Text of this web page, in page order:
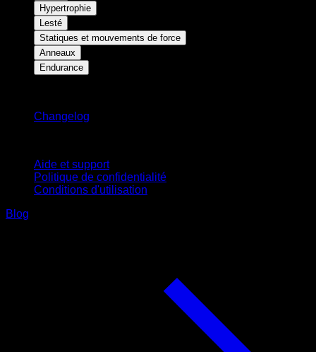
Hypertrophie
Lesté
Statiques et mouvements de force
Anneaux
Endurance
Changelog
Aide et support
Politique de confidentialité
Conditions d'utilisation
Blog